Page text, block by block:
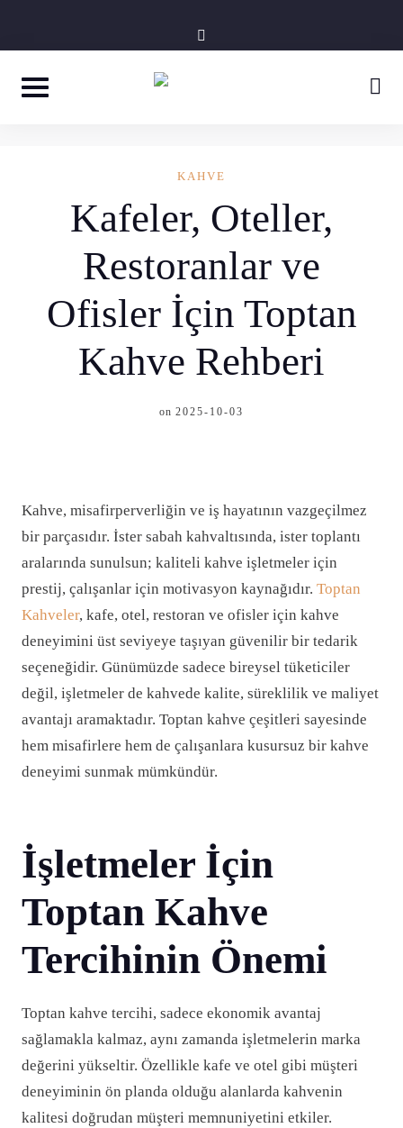
KAHVE
Kafeler, Oteller,
Restoranlar ve
Ofisler İçin Toptan
Kahve Rehberi
on 2025-10-03
Kahve, misafirperverliğin ve iş hayatının vazgeçilmez
bir parçasıdır. İster sabah kahvaltısında, ister toplantı
aralarında sunulsun; kaliteli kahve işletmeler için
prestij, çalışanlar için motivasyon kaynağıdır. Toptan
Kahveler, kafe, otel, restoran ve ofisler için kahve
deneyimini üst seviyeye taşıyan güvenilir bir tedarik
seçeneğidir. Günümüzde sadece bireysel tüketiciler
değil, işletmeler de kahvede kalite, süreklilik ve maliyet
avantajı aramaktadır. Toptan kahve çeşitleri sayesinde
hem misafirlere hem de çalışanlara kusursuz bir kahve
deneyimi sunmak mümkündür.
İşletmeler İçin
Toptan Kahve
Tercihinin Önemi
Toptan kahve tercihi, sadece ekonomik avantaj
sağlamakla kalmaz, aynı zamanda işletmelerin marka
değerini yükseltir. Özellikle kafe ve otel gibi müşteri
deneyiminin ön planda olduğu alanlarda kahvenin
kalitesi doğrudan müşteri memnuniyetini etkiler.